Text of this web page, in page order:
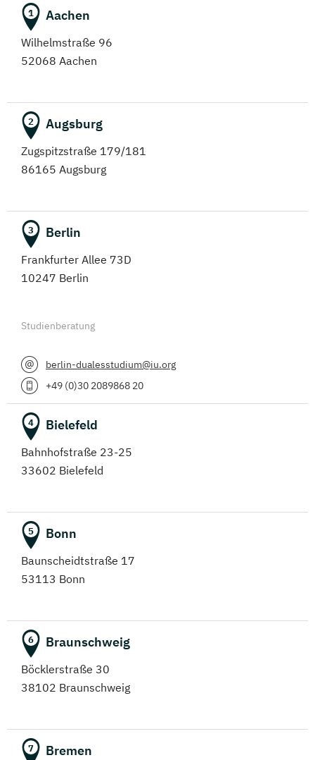
1 Aachen
Wilhelmstraße 96
52068 Aachen
2 Augsburg
Zugspitzstraße 179/181
86165 Augsburg
3 Berlin
Frankfurter Allee 73D
10247 Berlin
Studienberatung
berlin-dualesstudium@iu.org
+49 (0)30 2089868 20
4 Bielefeld
Bahnhofstraße 23-25
33602 Bielefeld
5 Bonn
Baunscheidtstraße 17
53113 Bonn
6 Braunschweig
Böcklerstraße 30
38102 Braunschweig
7 Bremen